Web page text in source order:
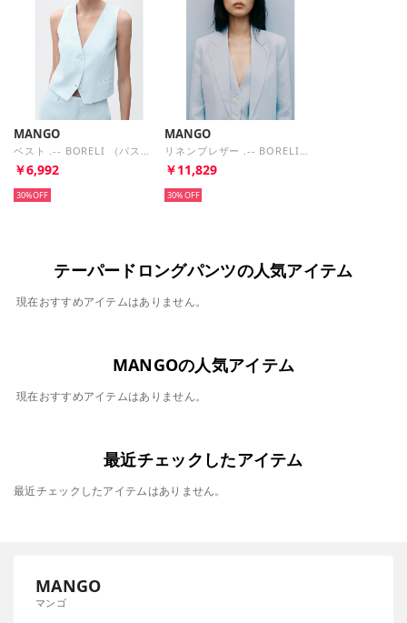
MANGO
ベスト .-- BORELI （パステルブルー）
￥6,992
30%
MANGO
リネンブレザー .-- BORELI （パステルブルー）
￥11,829
30%
テーパードロングパンツの人気アイテム
現在おすすめアイテムはありません。
MANGOの人気アイテム
現在おすすめアイテムはありません。
最近チェックしたアイテム
最近チェックしたアイテムはありません。
MANGO
マンゴ